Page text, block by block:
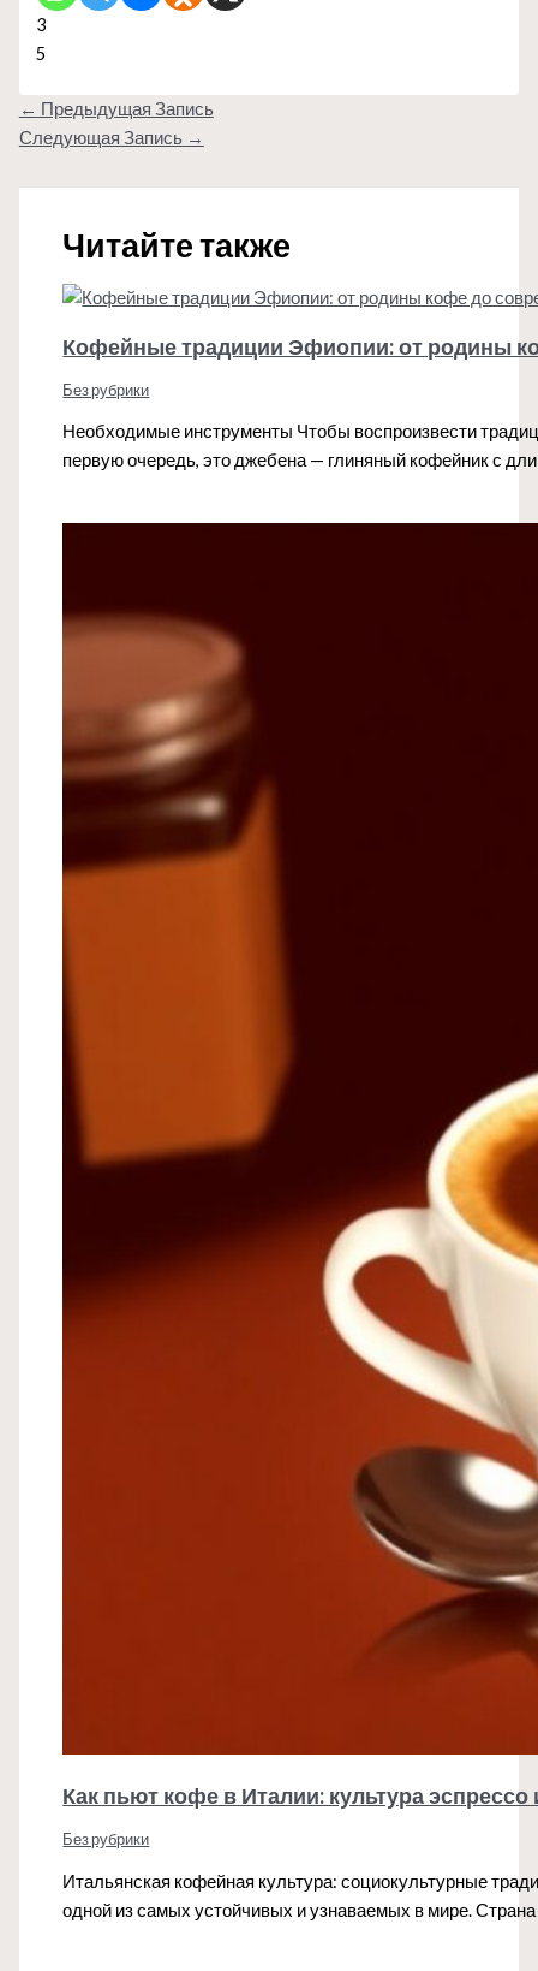
3
5
← Предыдущая Запись
Следующая Запись →
Читайте также
Кофейные традиции Эфиопии: от родины
Без рубрики
Необходимые инструменты Чтобы воспроизвести
первую очередь, это джебена — глиняный кофейник с
Как пьют кофе в Италии: культура эспрессо
Без рубрики
Итальянская кофейная культура: социокультурные
одной из самых устойчивых и узнаваемых в мире.